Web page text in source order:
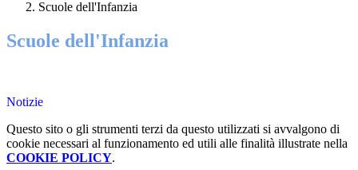
Scuole dell'Infanzia
Scuole dell'Infanzia
Notizie
Questo sito o gli strumenti terzi da questo utilizzati si avvalgono di
cookie necessari al funzionamento ed utili alle finalità illustrate nella
COOKIE POLICY.